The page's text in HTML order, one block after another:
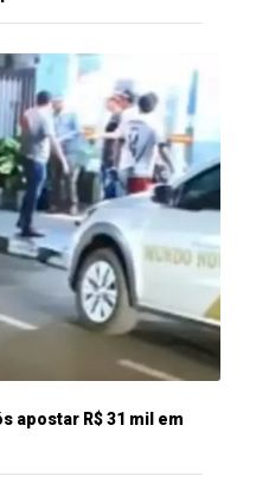
apostar R$ 31 mil em